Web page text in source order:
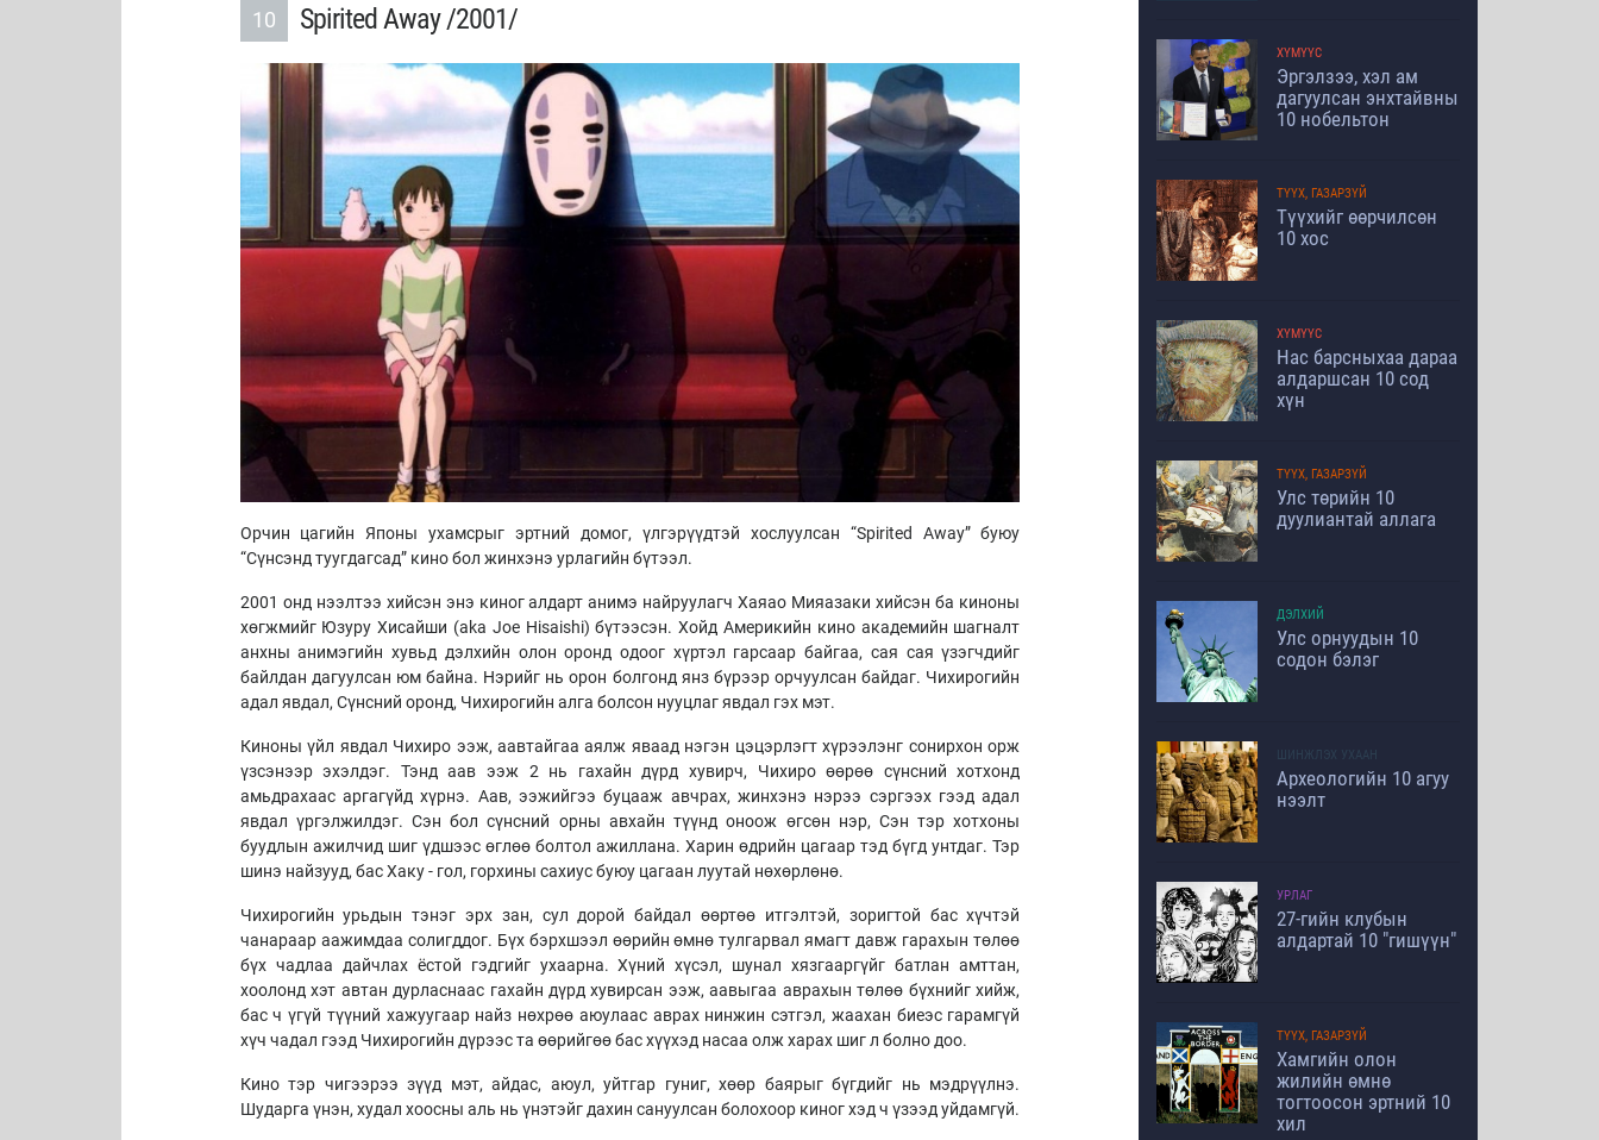
10 Spirited Away /2001/
Орчин цагийн Японы ухамсрыг эртний домог, үлгэрүүдтэй хослуулсан “Spirited Away” буюу
“Сүнсэнд туугдагсад” кино бол жинхэнэ урлагийн бүтээл.
2001 онд нээлтээ хийсэн энэ киног алдарт анимэ найруулагч Хаяао Мияазаки хийсэн ба киноны
хөгжмийг Юзуру Хисайши (aka Joe Hisaishi) бүтээсэн. Хойд Америкийн кино академийн шагналт
анхны анимэгийн хувьд дэлхийн олон оронд одоог хүртэл гарсаар байгаа, сая сая үзэгчдийг
байлдан дагуулсан юм байна. Нэрийг нь орон болгонд янз бүрээр орчуулсан байдаг. Чихирогийн
адал явдал, Сүнсний оронд, Чихирогийн алга болсон нууцлаг явдал гэх мэт.
Киноны үйл явдал Чихиро ээж, аавтайгаа аялж яваад нэгэн цэцэрлэгт хүрээлэнг сонирхон орж
үзсэнээр эхэлдэг. Тэнд аав ээж 2 нь гахайн дүрд хувирч, Чихиро өөрөө сүнсний хотхонд
амьдрахаас аргагүйд хүрнэ. Аав, ээжийгээ буцааж авчрах, жинхэнэ нэрээ сэргээх гээд адал
явдал үргэлжилдэг. Сэн бол сүнсний орны авхайн түүнд оноож өгсөн нэр, Сэн тэр хотхоны
буудлын ажилчид шиг үдшээс өглөө болтол ажиллана. Харин өдрийн цагаар тэд бүгд унтдаг. Тэр
шинэ найзууд, бас Хаку - гол, горхины сахиус буюу цагаан луутай нөхөрлөнө.
Чихирогийн урьдын тэнэг эрх зан, сул дорой байдал өөртөө итгэлтэй, зоригтой бас хүчтэй
чанараар аажимдаа солигддог. Бүх бэрхшээл өөрийн өмнө тулгарвал ямагт давж гарахын төлөө
бүх чадлаа дайчлах ёстой гэдгийг ухаарна. Хүний хүсэл, шунал хязгааргүйг батлан амттан,
хоолонд хэт автан дурласнаас гахайн дүрд хувирсан ээж, аавыгаа аврахын төлөө бүхнийг хийж,
бас ч үгүй түүний хажуугаар найз нөхрөө аюулаас аврах нинжин сэтгэл, жаахан биеэс гарамгүй
хүч чадал гээд Чихирогийн дүрээс та өөрийгөө бас хүүхэд насаа олж харах шиг л болно доо.
Кино тэр чигээрээ зүүд мэт, айдас, аюул, уйтгар гуниг, хөөр баярыг бүгдийг нь мэдрүүлнэ.
Шударга үнэн, худал хоосны аль нь үнэтэйг дахин сануулсан болохоор киног хэд ч үзээд уйдамгүй.
ХҮМҮҮС
Эргэлзээ, хэл ам
дагуулсан энхтайвны
10 нобельтон
ТҮҮХ, ГАЗАРЗҮЙ
Түүхийг өөрчилсөн
10 хос
ХҮМҮҮС
Нас барсныхаа дараа
алдаршсан 10 сод
хүн
ТҮҮХ, ГАЗАРЗҮЙ
Улс төрийн 10
дуулиантай аллага
ДЭЛХИЙ
Улс орнуудын 10
содон бэлэг
ШИНЖЛЭХ УХААН
Археологийн 10 агуу
нээлт
УРЛАГ
27-гийн клубын
алдартай 10 "гишүүн"
ТҮҮХ, ГАЗАРЗҮЙ
Хамгийн олон
жилийн өмнө
тогтоосон эртний 10
хил